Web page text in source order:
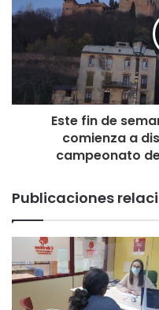
Este fin de
comienza a
campeonato
Publicaciones